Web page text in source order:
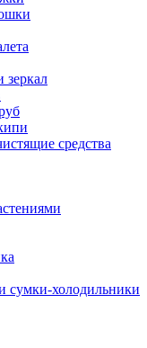
зеркал
средства
сумки-холодильники